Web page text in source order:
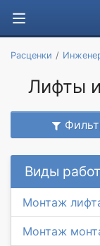
Расценки
Лифты
Виды
Монтаж
Монтаж